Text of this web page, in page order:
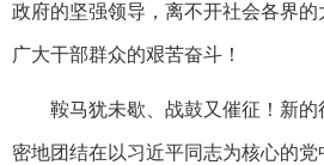
政府的坚强领导，离不开社会各界
广大干部群众的艰苦奋斗！
鞍马犹未歇、战鼓又催征！新的
密地团结在以习近平同志为核心的